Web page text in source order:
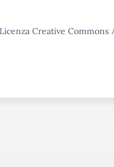
Creative Commons